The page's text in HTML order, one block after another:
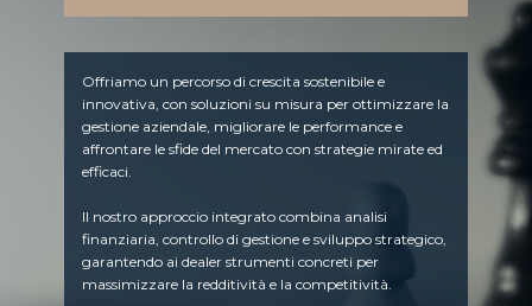
Offriamo un percorso di crescita sostenibile e
innovativa, con soluzioni su misura per ottimizzare la
gestione aziendale, migliorare le performance e
affrontare le sfide del mercato con strategie mirate ed
efficaci.
Il nostro approccio integrato combina analisi
finanziaria, controllo di gestione e sviluppo strategico,
garantendo ai dealer strumenti concreti per
massimizzare la redditività e la competitività.